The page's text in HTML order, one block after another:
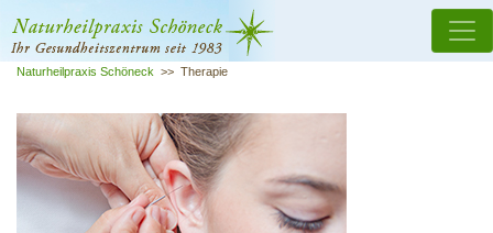
Naturheilpraxis Schöneck >> Therapie